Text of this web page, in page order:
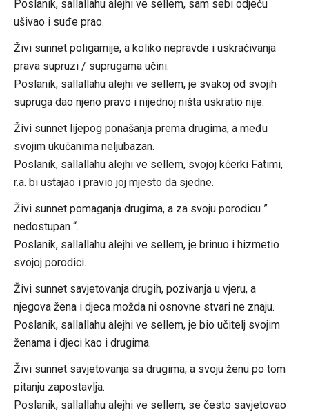
Poslanik, sallallahu alejhi ve sellem, sam sebi odjeću
ušivao i suđe prao.
Živi sunnet poligamije, a koliko nepravde i uskraćivanja
prava supruzi / suprugama učini.
Poslanik, sallallahu alejhi ve sellem, je svakoj od svojih
supruga dao njeno pravo i nijednoj ništa uskratio nije.
Živi sunnet lijepog ponašanja prema drugima, a među
svojim ukućanima neljubazan.
Poslanik, sallallahu alejhi ve sellem, svojoj kćerki Fatimi,
r.a. bi ustajao i pravio joj mjesto da sjedne.
Živi sunnet pomaganja drugima, a za svoju porodicu ”
nedostupan “.
Poslanik, sallallahu alejhi ve sellem, je brinuo i hizmetio
svojoj porodici.
Živi sunnet savjetovanja drugih, pozivanja u vjeru, a
njegova žena i djeca možda ni osnovne stvari ne znaju.
Poslanik, sallallahu alejhi ve sellem, je bio učitelj svojim
ženama i djeci kao i drugima.
Živi sunnet savjetovanja sa drugima, a svoju ženu po tom
pitanju zapostavlja.
Poslanik, sallallahu alejhi ve sellem, se često savjetovao